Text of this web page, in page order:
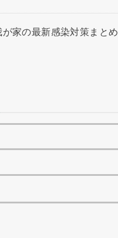
が家の最新感染対策まとめ
索: